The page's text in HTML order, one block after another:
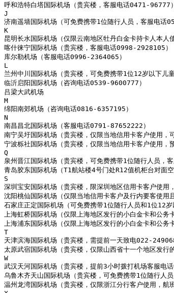
呼和浩特白塔国际机场（贵宾楼，客服电话0471-96777）
J
济南遥墙国际机场（可免费携带1位随行人员，客服电话
K
昆明长水国际机场（仅限云南地区牡丹白金卡持卡人本人使
喀什徕宁国际机场（贵宾楼，客服电话0998-2928105）
库尔勒机场（客服电话0996-2364065）
L
兰州中川国际机场（贵宾楼，可免费携带1位12岁以下儿
临沂启阳国际机场（咨询电话0539-9600777）
吕梁大武机场
M
绵阳南郊机场（咨询电话0816-6357195）
N
南昌昌北国际机场（客服电话0791-87652222）
南宁吴圩国际机场（贵宾楼，仅限当地信用卡客户使用
宁波栎社国际机场（贵宾楼，仅限当地信用卡客户使用
Q
泉州晋江国际机场（贵宾楼，可免费携带1位随行人员，
青岛胶东国际机场（T1航站楼4号门处R12值机柜台对面空
S
深圳宝安国际机场（贵宾楼，限深圳地区信用卡客户使
沈阳桃仙国际机场（仅限当地信用卡客户及行内要客使
石家庄正定国际机场（可免费携带1位随行人员和1位12
上海虹桥国际机场（仅限上海地区发行的小白金卡和公务
上海浦东国际机场（仅限上海地区发行的小白金卡和公务
T
天津滨海国际机场（贵宾楼，需提前一天致电022-
太原武宿国际机场（贵宾楼，仅限山西省十一个地区发
W
武汉天河国际机场（贵宾楼，提前3小时拨打机场客服电
乌鲁木齐天山国际机场（贵宾楼，可免费携带1位随行人员
温州龙湾国际机场（贵宾楼，仅限浙江分行客户使用，